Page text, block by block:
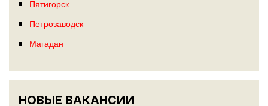
Пятигорск
Петрозаводск
Магадан
НОВЫЕ ВАКАНСИИ